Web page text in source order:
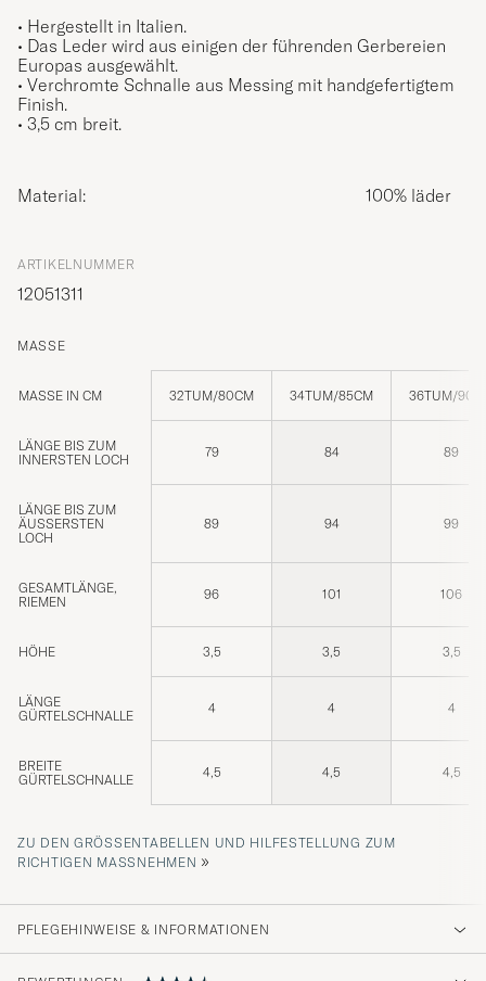
• Hergestellt in Italien.
• Das Leder wird aus einigen der führenden Gerbereien
Europas ausgewählt.
• Verchromte Schnalle aus Messing mit handgefertigtem
Finish.
• 3,5 cm breit.
Material: 100% läder
ARTIKELNUMMER
12051311
MASSE
MASSE IN CM 32TUM/80CM 34TUM/85CM 36TUM/
LÄNGE BIS ZUM
INNERSTEN LOCH
79 84 89
LÄNGE BIS ZUM
ÄUSSERSTEN L
OCH
89 94 99
GESAMTLÄNGE,
RIEMEN
96 101 106
HÖHE 3,5 3,5 3,5
LÄNGE
GÜRTELSCHNALLE
4 4 4
BREITE
GÜRTELSCHNALLE
4,5 4,5 4,5
ZU DEN GRÖSSENTABELLEN UND HILFESTELLUNG ZUM R
ICHTIGEN MASSNEHMEN
»
PFLEGEHINWEISE & INFORMATIONEN